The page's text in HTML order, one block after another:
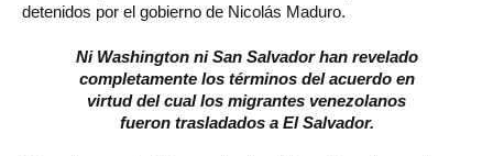
detenidos por el gobierno de Nicolás Maduro.
Ni Washington ni San Salvador han revelado
completamente los términos del acuerdo en
virtud del cual los migrantes venezolanos
fueron trasladados a El Salvador.